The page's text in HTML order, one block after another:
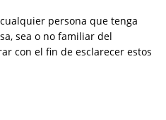
persona que tenga
sea o no familiar del
con el fin de esclarecer estos